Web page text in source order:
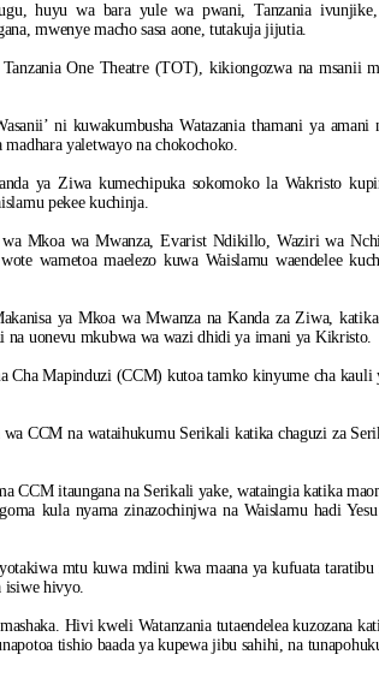
huyu wa bara yule wa pwani, Tanzania
mwenye macho sasa aone, tutakuja jijutia.
One Theatre (TOT), kikiongozwa na msanii
ni kuwakumbusha Watazania thamani ya
yaletwayo na chokochoko.
ya Ziwa kumechipuka sokomoko la Wakristo
pekee kuchinja.
Mkoa wa Mwanza, Evarist Ndikillo, Waziri wa
wametoa maelezo kuwa Waislamu waendelee
ya Mkoa wa Mwanza na Kanda za Ziwa,
na uonevu mkubwa wa wazi dhidi ya imani ya Kikristo.
Cha Mapinduzi (CCM) kutoa tamko kinyume cha
CCM na wataihukumu Serikali katika chaguzi za
CCM itaungana na Serikali yake, wataingia katika
kula nyama zinazochinjwa na Waislamu hadi
mtu kuwa mdini kwa maana ya kufuata
isiwe hivyo.
Hivi kweli Watanzania tutaendelea kuzozana
tishio baada ya kupewa jibu sahihi, na